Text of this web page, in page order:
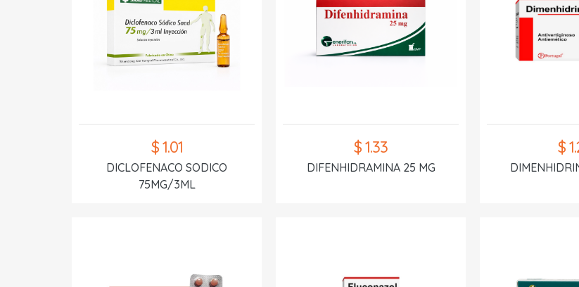
$ 1.01
DICLOFENACO SODICO
75MG/3ML
$ 1.33
DIFENHIDRAMINA 25 MG
$